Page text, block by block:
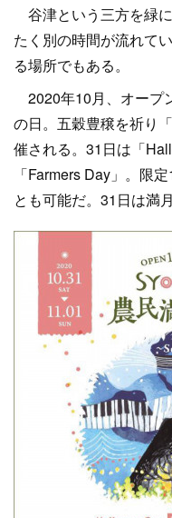
谷津という三方を緑
たく別の時間が流れて
る場所でもある。
2020年10月、オープ
の日。五穀豊穣を祈り
催される。31日は「
「Farmers Day」。限
とも可能だ。31日は満